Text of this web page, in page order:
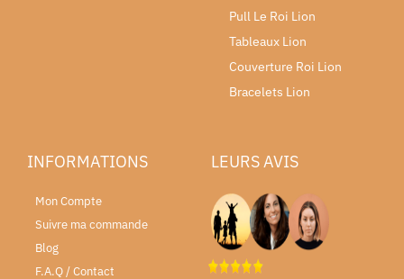
Pull Le Roi Lion
Tableaux Lion
Couverture Roi Lion
Bracelets Lion
INFORMATIONS
Mon Compte
Suivre ma commande
Blog
F.A.Q / Contact
LEURS AVIS